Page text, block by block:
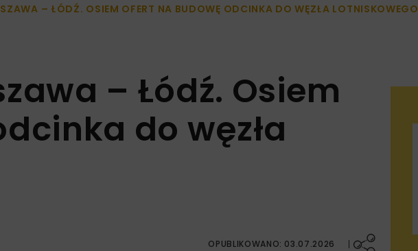
– ŁÓDŹ. OSIEM OFERT NA BUDOWĘ ODCINKA DO WĘZŁA LOTNISKOWEGO
– Łódź. Osiem
do węzła
OPUBLIKOWANO: 03.07.2026